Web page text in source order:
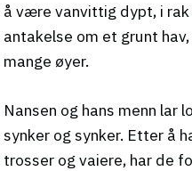
å være vanvittig dypt, i
antakelse om et grunt
mange øyer.
Nansen og hans menn lar
synker og synker. Etter å
trosser og vaiere, har de